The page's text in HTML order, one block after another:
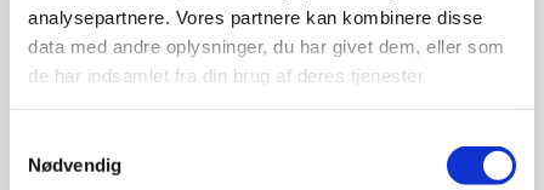
analysepartnere. Vores partnere kan kombinere disse
data med andre oplysninger, du har givet dem, eller som
de har indsamlet fra din brug af deres tjenester.
Nødvendig
Relaterede varer
Populært